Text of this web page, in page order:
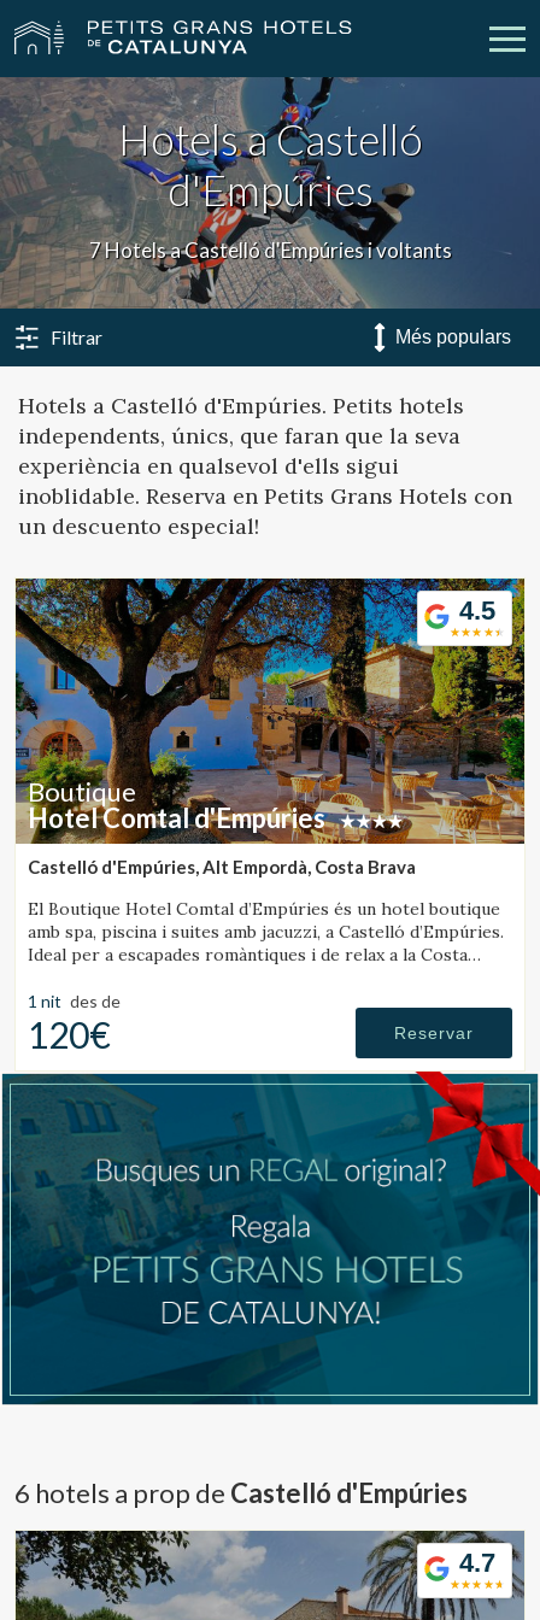
Els Nostres Hotels Escapades
Casaments Empreses
Xecs Regal Descobreix Catalunya
La meva reserva
vpn_key Inicia sessió person Crear compte
CA ES EN FR
Hotels a Castelló
d'Empúries
7 Hotels a Castelló d'Empúries i voltants
Filtrar
Hotels a Castelló d'Empúries. Petits hotels
independents, únics, que faran que la seva
experiència en qualsevol d'ells sigui
inoblidable. Reserva en Petits Grans Hotels con
un descuento especial!
4.5
Boutique
Hotel Comtal d'Empúries
Castelló d'Empúries, Alt Empordà, Costa Brava
El Boutique Hotel Comtal d’Empúries és un hotel boutique
amb spa, piscina i suites amb jacuzzi, a Castelló d’Empúries.
Ideal per a escapades romàntiques i de relax a la Costa
1 nit des de
120€ Reservar
6 hotels a prop de Castelló d'Empúries
4.7